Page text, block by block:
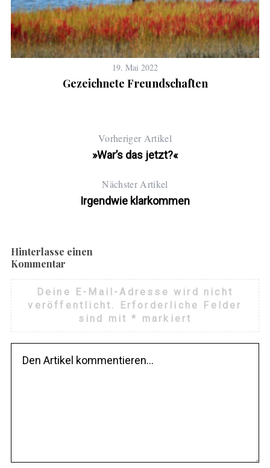
19. Mai 2022
Gezeichnete Freundschaften
Vorheriger Artikel
»War’s das jetzt?«
Nächster Artikel
Irgendwie klarkommen
Hinterlasse einen
Kommentar
Deine E-Mail-Adresse wird nicht
veröffentlicht.
Erforderliche Felder
sind mit* markiert